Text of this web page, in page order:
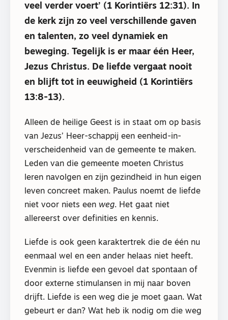
veel verder voert’ (1 Korintiërs 12:31). In
de kerk zijn zo veel verschillende gaven
en talenten, zo veel dynamiek en
beweging. Tegelijk is er maar één Heer,
Jezus Christus. De liefde vergaat nooit
en blijft tot in eeuwigheid (1 Korintiërs
13:8-13).
Alleen de heilige Geest is in staat om op basis
van Jezus’ Heer-schappij een eenheid-in-
verscheidenheid van de gemeente te maken.
Leden van die gemeente moeten Christus
leren navolgen en zijn gezindheid in hun eigen
leven concreet maken. Paulus noemt de liefde
niet voor niets een weg. Het gaat niet
allereerst over definities en kennis.
Liefde is ook geen karaktertrek die de één nu
eenmaal wel en een ander helaas niet heeft.
Evenmin is liefde een gevoel dat spontaan of
door externe stimulansen in mij naar boven
drijft. Liefde is een weg die je moet gaan. Wat
gebeurt er dan? Wat heb ik nodig om die weg